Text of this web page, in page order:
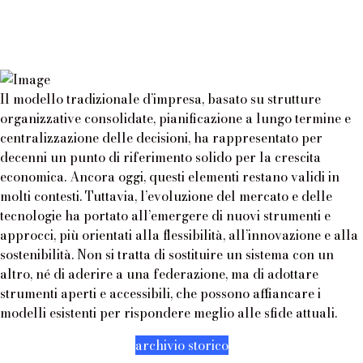
Il modello tradizionale d’impresa, basato su strutture
organizzative consolidate, pianificazione a lungo termine e
centralizzazione delle decisioni, ha rappresentato per
decenni un punto di riferimento solido per la crescita
economica. Ancora oggi, questi elementi restano validi in
molti contesti. Tuttavia, l’evoluzione del mercato e delle
tecnologie ha portato all’emergere di nuovi strumenti e
approcci, più orientati alla flessibilità, all’innovazione e alla
sostenibilità. Non si tratta di sostituire un sistema con un
altro, né di aderire a una federazione, ma di adottare
strumenti aperti e accessibili, che possono affiancare i
modelli esistenti per rispondere meglio alle sfide attuali.
archivio storico